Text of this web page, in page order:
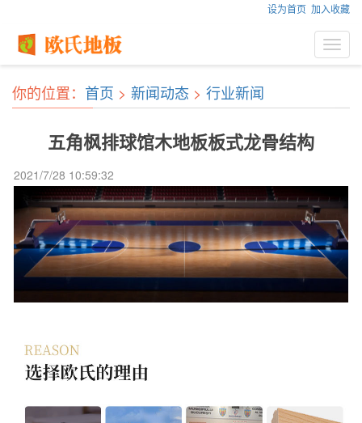
设为首页 加入收藏
你的位置： 首页 > 新闻动态 > 行业新闻
五角枫排球馆木地板板式龙骨结构
2021/7/28 10:59:32